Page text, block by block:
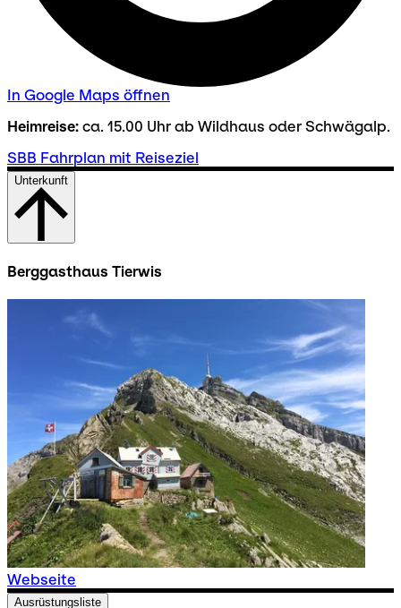
In Google Maps öffnen
Heimreise: ca. 15.00 Uhr ab Wildhaus oder Schwägalp.
SBB Fahrplan mit Reiseziel
Unterkunft
Berggasthaus Tierwis
Webseite
Ausrüstungsliste